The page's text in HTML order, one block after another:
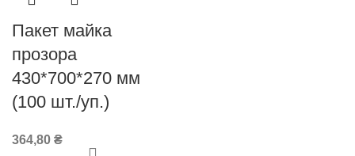
Пакет майка
прозора
430*700*270 мм
(100 шт./уп.)
364,80 ₴